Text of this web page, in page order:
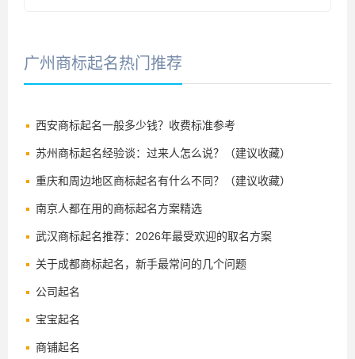
广州商标起名热门推荐
西安商标起名一般多少钱？收费标准参考
苏州商标起名经验谈：过来人怎么说？（建议收藏）
重庆和周边地区商标起名有什么不同？（建议收藏）
南京人都在用的商标起名方案精选
武汉商标起名推荐：2026年最受欢迎的取名方案
关于成都商标起名，新手最常问的几个问题
公司起名
宝宝起名
商铺起名